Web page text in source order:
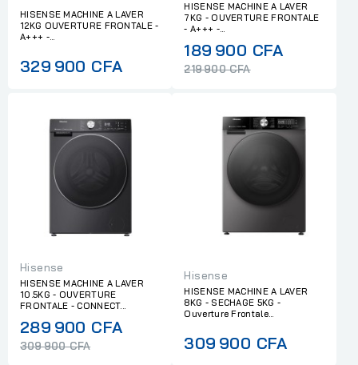
HISENSE MACHINE A LAVER
12KG OUVERTURE FRONTALE -
A+++ -...
329 900 CFA
HISENSE MACHINE A LAVER
7KG - OUVERTURE FRONTALE
- A+++ -...
189 900 CFARegular
219 900 CFA
Hisense
HISENSE MACHINE A LAVER
10.5KG - OUVERTURE
FRONTALE - CONNECT...
289 900 CFARegular
309 900 CFA
Hisense
HISENSE MACHINE A LAVER
8KG - SECHAGE 5KG -
Ouverture Frontale...
309 900 CFA